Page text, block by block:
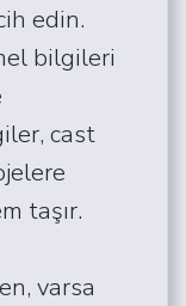
edin.
bilgileri
cast
taşır.
varsa